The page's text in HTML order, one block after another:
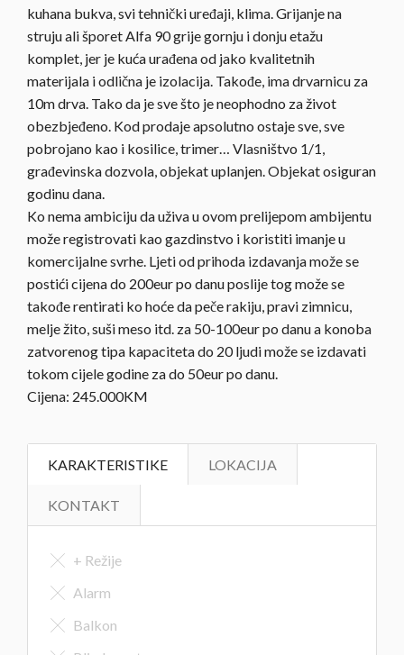
kuhana bukva, svi tehnički uređaji, klima. Grijanje na
struju ali šporet Alfa 90 grije gornju i donju etažu
komplet, jer je kuća urađena od jako kvalitetnih
materijala i odlična je izolacija. Takođe, ima drvarnicu za
10m drva. Tako da je sve što je neophodno za život
obezbjeđeno. Kod prodaje apsolutno ostaje sve, sve
pobrojano kao i kosilice, trimer… Vlasništvo 1/1,
građevinska dozvola, objekat uplanjen. Objekat osiguran
godinu dana.
Ko nema ambiciju da uživa u ovom prelijepom ambijentu
može registrovati kao gazdinstvo i koristiti imanje u
komercijalne svrhe. Ljeti od prihoda izdavanja može se
postići cijena do 200eur po danu poslije tog može se
takođe rentirati ko hoće da peče rakiju, pravi zimnicu,
melje žito, suši meso itd. za 50-100eur po danu a konoba
zatvorenog tipa kapaciteta do 20 ljudi može se izdavati
tokom cijele godine za do 50eur po danu.
Cijena: 245.000KM
KARAKTERISTIKE LOKACIJA
KONTAKT
+ Režije
Alarm
Balkon